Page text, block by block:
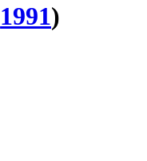
1991)